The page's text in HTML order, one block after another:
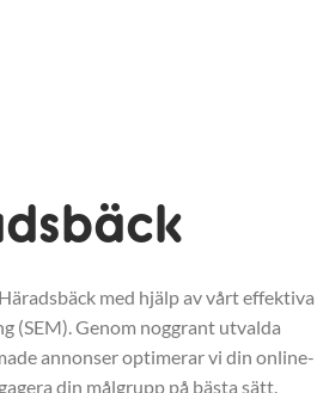
med hjälp av vårt effektiva
(SEM). Genom noggrant utvalda
annonser optimerar vi din online-
din målgrupp på bästa sätt.